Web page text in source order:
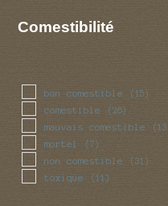
Comestibilité
bon comestible (15)
comestible (26)
mauvais comestible
mortel (7)
non comestible (31)
toxique (11)